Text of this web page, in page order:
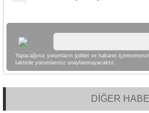
Yapacağınız yorumların şiddet ve hakaret
taktirde yorumlarınız onaylanmayacaktır.
DİĞER